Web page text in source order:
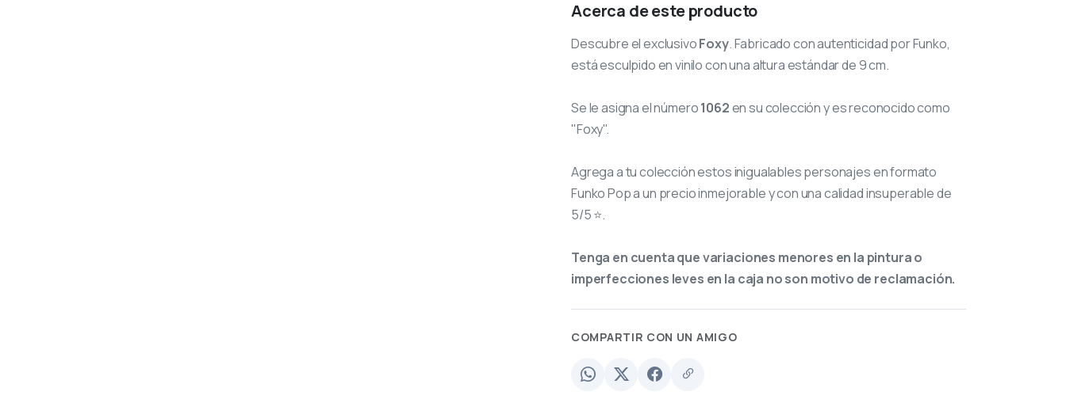
Acerca de este producto
Descubre el exclusivoFoxy. Fabricado con autenticidad por Funko,
está esculpido en vinilo con una altura estándar de 9 cm.
Se le asigna el número1062en su colección y es reconocido como
"Foxy".
Agrega a tu colección estos inigualables personajes en formato
Funko Pop a un precio inmejorable y con una calidad insuperable de
5/5 ⭐.
Tenga en cuenta que variaciones menores en la pintura o
imperfecciones leves en la caja no son motivo de reclamación.
COMPARTIR CON UN AMIGO